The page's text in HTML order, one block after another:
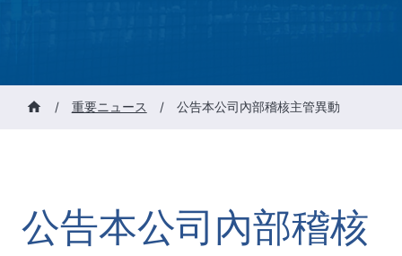
/ 重要ニュース / 公告本公司內部稽核主管異動
公告本公司內部稽核